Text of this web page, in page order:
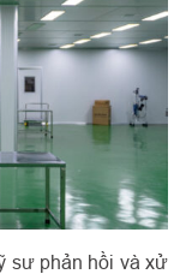
sư phản hồi và xử